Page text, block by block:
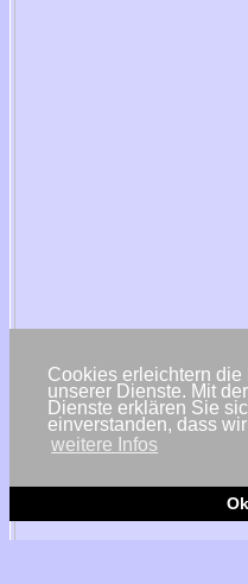
Cookies erleichtern die
unserer Dienste. Mit
Dienste erklären Sie
einverstanden, dass
weitere Infos
Ok